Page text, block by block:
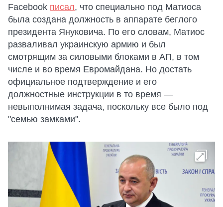
Facebook писал, что специально под Матиоса
была создана должность в аппарате беглого
президента Януковича. По его словам, Матиос
разваливал украинскую армию и был
смотрящим за силовыми блоками в АП, в том
числе и во время Евромайдана. Но достать
официальное подтверждение и его
должностные инструкции в то время —
невыполнимая задача, поскольку все было под
"семью замками".